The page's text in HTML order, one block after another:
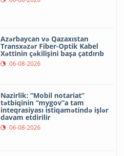
Azərbaycan və Qazaxıstan
Transxəzər Fiber-Optik Kabel
Xəttinin çəkilişini başa çatdırıb
06-08-2026
Nazirlik: “Mobil notariat”
tətbiqinin “mygov”a tam
inteqrasiyası istiqamətində işlər
davam etdirilir
06-08-2026